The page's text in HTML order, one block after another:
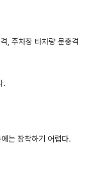
, 주차장 타차량 문충격
.
는 장착하기 어렵다.